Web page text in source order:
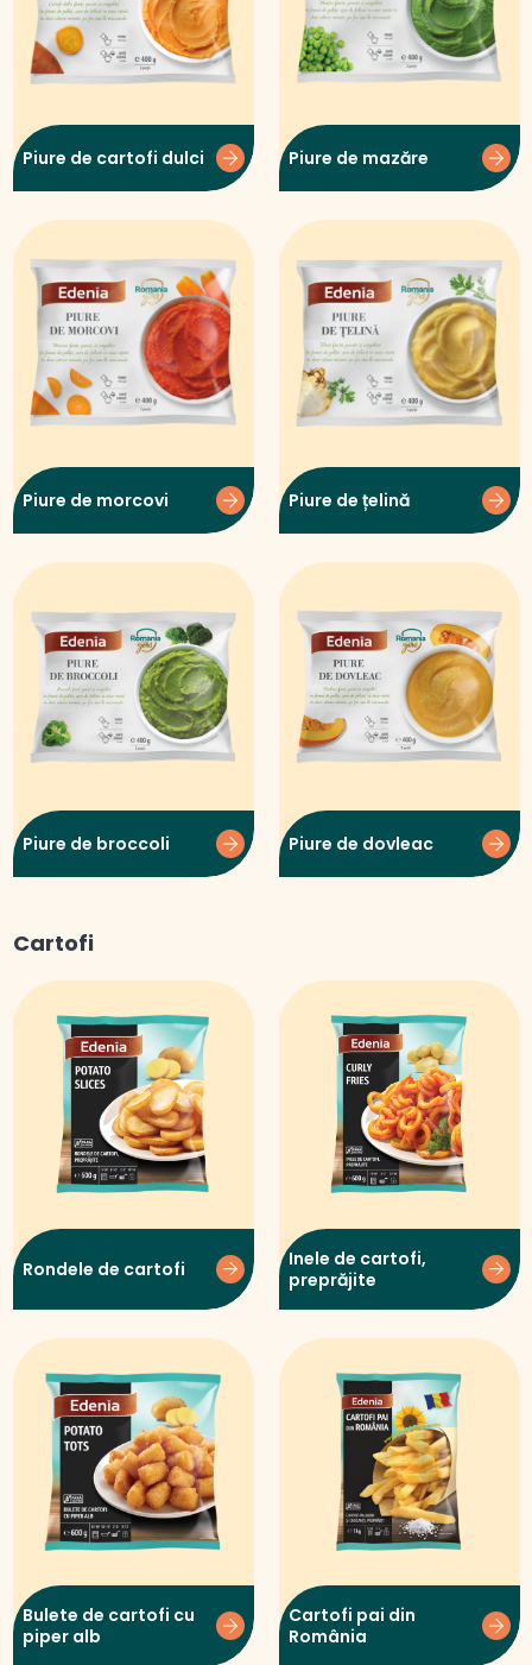
Piure de cartofi dulci Piure de mazăre
Piure de morcovi Piure de țelină
Piure de broccoli Piure de dovleac
Cartofi
Rondele de cartofi
Inele de cartofi,
preprăjite
Bulete de cartofi cu
piper alb
Cartofi pai din
România